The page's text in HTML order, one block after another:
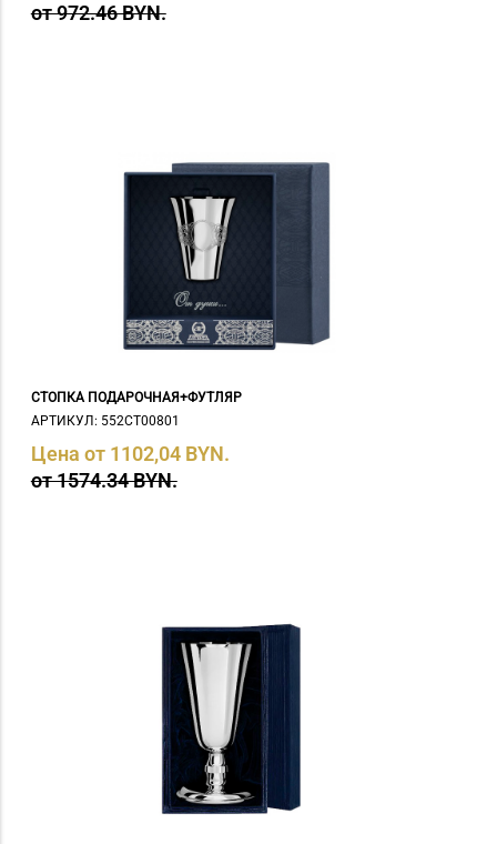
от 972.46 BYN.
СТОПКА ПОДАРОЧНАЯ+ФУТЛЯР
АРТИКУЛ: 552СТ00801
Цена от 1102,04 BYN.
от 1574.34 BYN.